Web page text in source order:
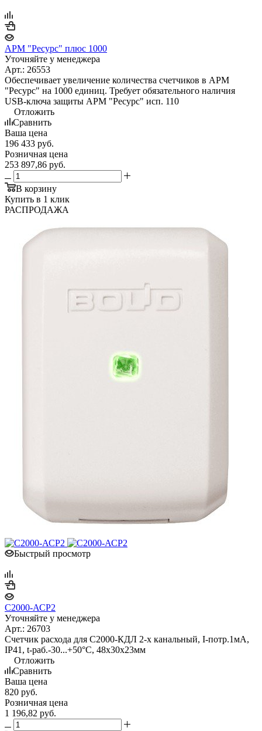
АРМ "Ресурс" плюс 1000
Уточняйте у менеджера
Арт.: 26553
Обеспечивает увеличение количества счетчиков в АРМ
"Ресурс" на 1000 единиц. Требует обязательного наличия
USB-ключа защиты АРМ "Ресурс" исп. 110
Отложить
Сравнить
Ваша цена
196 433 руб.
Розничная цена
253 897,86 руб.
В корзину
Купить в 1 клик
РАСПРОДАЖА
Быстрый просмотр
С2000-АСР2
Уточняйте у менеджера
Арт.: 26703
Счетчик расхода для С2000-КДЛ 2-х канальный, I-потр.1мА,
IP41, t-раб.-30...+50°С, 48х30х23мм
Отложить
Сравнить
Ваша цена
820 руб.
Розничная цена
1 196,82 руб.